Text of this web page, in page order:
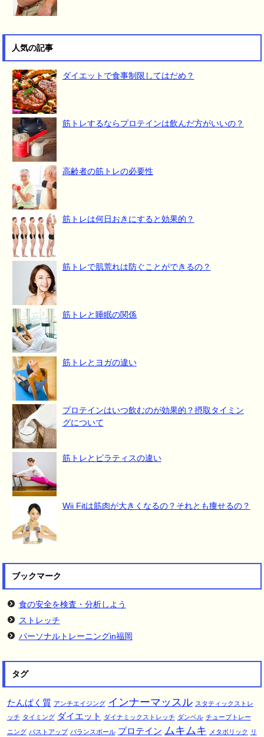
人気の記事
ダイエットで食事制限してはだめ？
筋トレするならプロテインは飲んだ方がいいの？
高齢者の筋トレの必要性
筋トレは何日おきにすると効果的？
筋トレで肌荒れは防ぐことができるの？
筋トレと睡眠の関係
筋トレとヨガの違い
プロテインはいつ飲むのが効果的？摂取タイミン
グについて
筋トレとピラティスの違い
Wii Fitは筋肉が大きくなるの？それとも痩せるの？
ブックマーク
食の安全を検査・分析しよう
ストレッチ
パーソナルトレーニングin福岡
タグ
たんぱく質 アンチエイジング インナーマッスル スタティックストレ
ッチ タイミング ダイエット ダイナミックストレッチ ダンベル チューブトレー
ニング バストアップ バランスボール プロテイン ムキムキ メタボリック リ